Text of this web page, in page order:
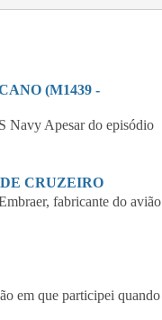
(M1439 -
Apesar do episódio
CRUZEIRO
fabricante do avião
em que participei quando